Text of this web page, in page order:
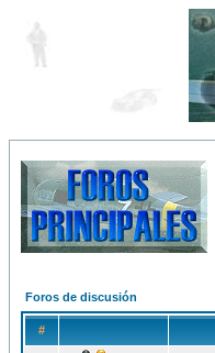
Foros de discusión
#